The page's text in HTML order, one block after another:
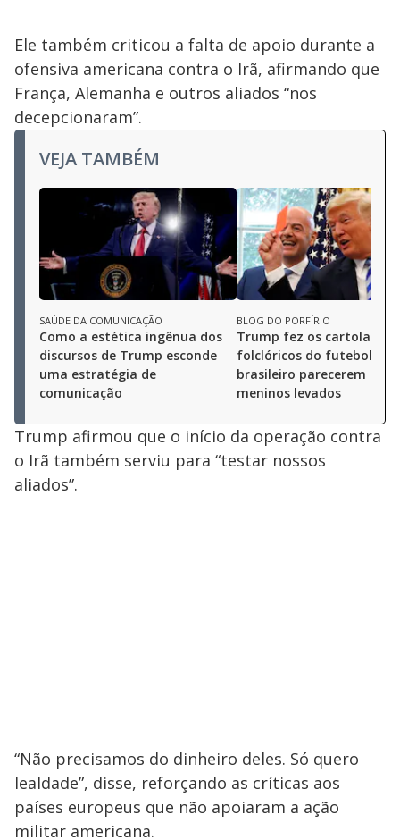
Ele também criticou a falta de apoio durante a
ofensiva americana contra o Irã, afirmando que
França, Alemanha e outros aliados “nos
decepcionaram”.
VEJA TAMBÉM
SAÚDE DA COMUNICAÇÃO
Como a estética ingênua dos
discursos de Trump esconde
uma estratégia de
comunicação
BLOG DO PORFÍRIO
Trump fez os cartolas
folclóricos do futebol
brasileiro parecerem
meninos levados
Trump afirmou que o início da operação contra
o Irã também serviu para “testar nossos
aliados”.
“Não precisamos do dinheiro deles. Só quero
lealdade”, disse, reforçando as críticas aos
países europeus que não apoiaram a ação
militar americana.